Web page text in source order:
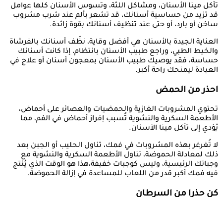
تآكل مينا الأسنان، ومشاكل اللثة، وتسوس الأسنان كلها عوامل
قد تزيد من حساسية أسنانك، قد تشعر بألم عند شرب مشروب
ساخن أو بارد، أو حتى عند تنظيف أسنانك بقوة زائدة.
العناية الجيدة بالأسنان هي أفضل وقاية، نظّف أسنانك بالفرشاة
والخيط الطبي، وراجع طبيب الأسنان بانتظام، إذا كانت أسنانك
حساسة، فقد يوصيك طبيب الأسنان بمعجون أسنان أو علاج في
العيادة ليمنحك راحة أكبر.
احذر من الحمض
تحتوي المشروبات الغازية والحمضيات والعصائر على أحماض،
الأطعمة السكرية والنشوية تُسبب إفراز أحماض في الفم، مما
يُؤدي إلى تآكل مينا الأسنان.
لا تُغرغر بهذه المشروبات في فمك، تناول الحليب أو الجبن بعد
ذلك لمعادلة الحموضة، تناول الأطعمة السكرية والنشوية مع
وجباتك الرئيسية، وليس كوجبات خفيفة،هذا هو الوقت الذي يُنتج
فيه فمك أكبر قدر من اللعاب للمساعدة في إزالة الحموضة.
كن حذرا من السرطان